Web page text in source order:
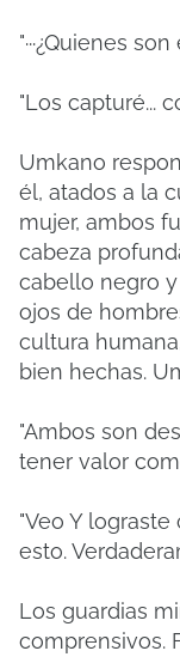
"···¿Quienes
"Los capturé...
Umkano
él, atados a la
mujer, ambos
cabeza
cabello negro
ojos de
cultura
bien hechas.
"Ambos son
tener valor
"Veo Y
esto.
Los guardias
comprensivos.